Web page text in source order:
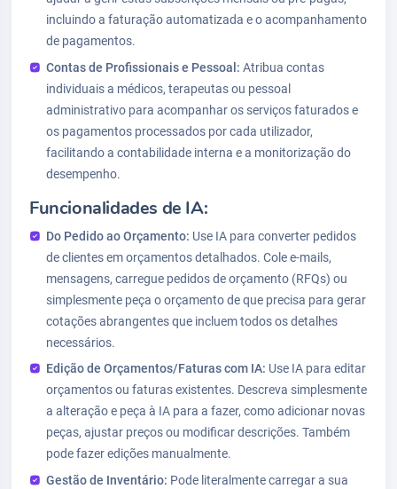
incluindo a faturação automatizada e o acompanhamento
de pagamentos.
Contas de Profissionais e Pessoal: Atribua contas
individuais a médicos, terapeutas ou pessoal
administrativo para acompanhar os serviços faturados e
os pagamentos processados por cada utilizador,
facilitando a contabilidade interna e a monitorização do
desempenho.
Funcionalidades de IA:
Do Pedido ao Orçamento: Use IA para converter pedidos
de clientes em orçamentos detalhados. Cole e-mails,
mensagens, carregue pedidos de orçamento (RFQs) ou
simplesmente peça o orçamento de que precisa para gerar
cotações abrangentes que incluem todos os detalhes
necessários.
Edição de Orçamentos/Faturas com IA: Use IA para editar
orçamentos ou faturas existentes. Descreva simplesmente
a alteração e peça à IA para a fazer, como adicionar novas
peças, ajustar preços ou modificar descrições. Também
pode fazer edições manualmente.
Gestão de Inventário: Pode literalmente carregar a sua